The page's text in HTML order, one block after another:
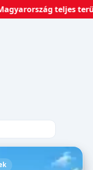
teljes